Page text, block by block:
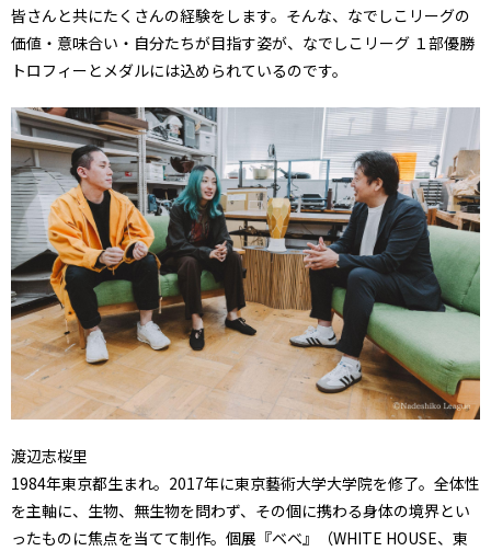
皆さんと共にたくさんの経験をします。そんな、なでしこリーグの
価値・意味合い・自分たちが目指す姿が、なでしこリーグ １部優勝
トロフィーとメダルには込められているのです。
渡辺志桜里
1984年東京都生まれ。2017年に東京藝術大学大学院を修了。全体性
を主軸に、生物、無生物を問わず、その個に携わる身体の境界とい
ったものに焦点を当てて制作。個展『ベベ』（WHITE HOUSE、東